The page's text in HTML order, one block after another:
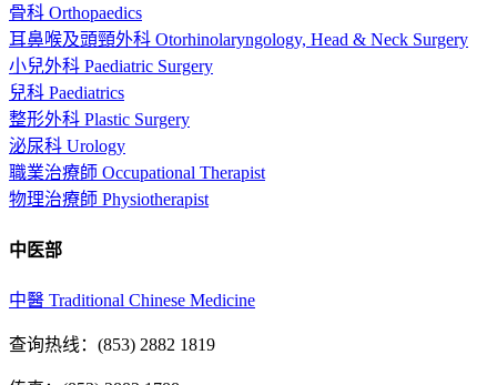
骨科 Orthopaedics
耳鼻喉及頭頸外科 Otorhinolaryngology, Head & Neck Surgery
小兒外科 Paediatric Surgery
兒科 Paediatrics
整形外科 Plastic Surgery
泌尿科 Urology
職業治療師 Occupational Therapist
物理治療師 Physiotherapist
中医部
中醫 Traditional Chinese Medicine
查询热线：(853) 2882 1819